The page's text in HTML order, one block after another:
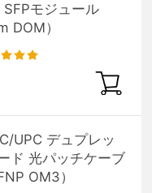
モジュール
DOM）
UPC デュプレッ
ド 光パッチケーブ
OM3）